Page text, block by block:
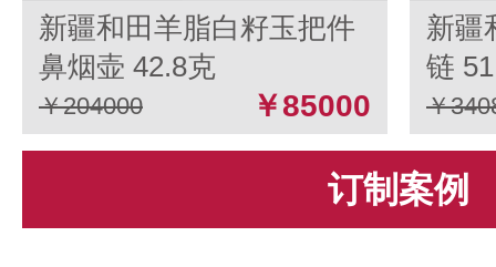
新疆和田羊脂白籽玉把件
鼻烟壶 42.8克
￥204000 ￥85000
新疆
链
￥
订制案例